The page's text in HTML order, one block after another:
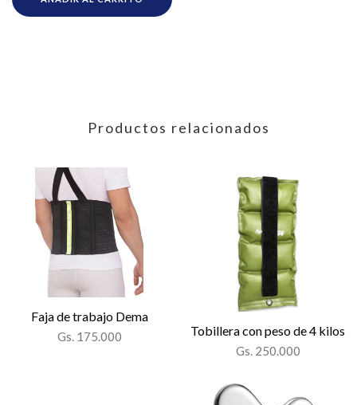
Productos relacionados
Faja de trabajo Dema
Gs. 175.000 Tobillera con peso de 4 kilos
Gs. 250.000